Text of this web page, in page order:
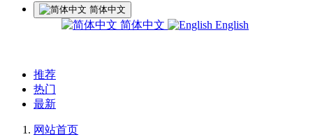
简体中文
简体中文 English
推荐
热门
最新
网站首页